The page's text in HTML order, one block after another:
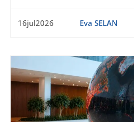
16jul2026 Eva SELAN